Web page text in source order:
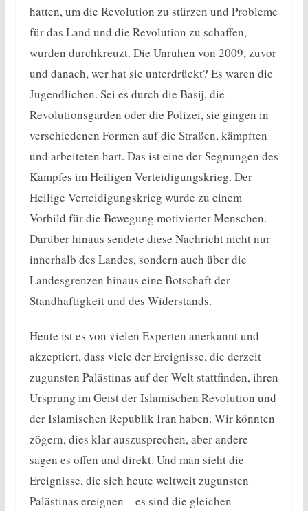
hatten, um die Revolution zu stürzen und Probleme
für das Land und die Revolution zu schaffen,
wurden durchkreuzt. Die Unruhen von 2009, zuvor
und danach, wer hat sie unterdrückt? Es waren die
Jugendlichen. Sei es durch die Basij, die
Revolutionsgarden oder die Polizei, sie gingen in
verschiedenen Formen auf die Straßen, kämpften
und arbeiteten hart. Das ist eine der Segnungen des
Kampfes im Heiligen Verteidigungskrieg. Der
Heilige Verteidigungskrieg wurde zu einem
Vorbild für die Bewegung motivierter Menschen.
Darüber hinaus sendete diese Nachricht nicht nur
innerhalb des Landes, sondern auch über die
Landesgrenzen hinaus eine Botschaft der
Standhaftigkeit und des Widerstands.
Heute ist es von vielen Experten anerkannt und
akzeptiert, dass viele der Ereignisse, die derzeit
zugunsten Palästinas auf der Welt stattfinden, ihren
Ursprung im Geist der Islamischen Revolution und
der Islamischen Republik Iran haben. Wir könnten
zögern, dies klar auszusprechen, aber andere
sagen es offen und direkt. Und man sieht die
Ereignisse, die sich heute weltweit zugunsten
Palästinas ereignen – es sind die gleichen